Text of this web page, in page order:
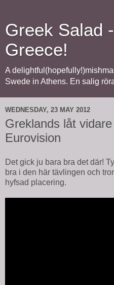
Greek Salad
Greece!
A
Swede in Athens. En salig
WEDNESDAY, 23 MAY 2012
Greklands låt
Eurovision
Det gick ju bara bra det där!
bra i den här tävlingen och
hyfsad placering.